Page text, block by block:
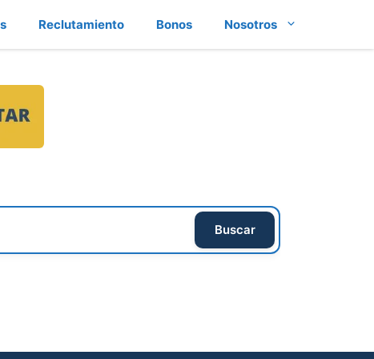
Reclutamiento Bonos Nosotros